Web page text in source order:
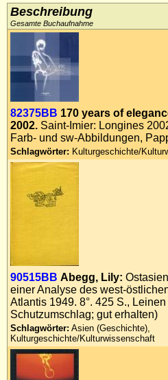
Kataloge
Warenkorb
Allgemeine Geschäftsbedingungen
Widerruf
Wir über uns
Newsletter kostenlos abonnieren
Sammlersoftware
Links
Impressum
Datenschutz
Beschreibung
Gesamte Buchaufnahme
82375BB 170 years of
2002. Saint-Imier: Longines
Farb- und sw-Abbildungen,
Schlagwörter: Kulturgeschichte/
90515BB Abegg, Lily:
einer Analyse des west-
Atlantis 1949. 8°. 425 S.,
Schutzumschlag; gut erhalten)
Schlagwörter: Asien (Geschichte),
Kulturgeschichte/Kulturwissenschaft